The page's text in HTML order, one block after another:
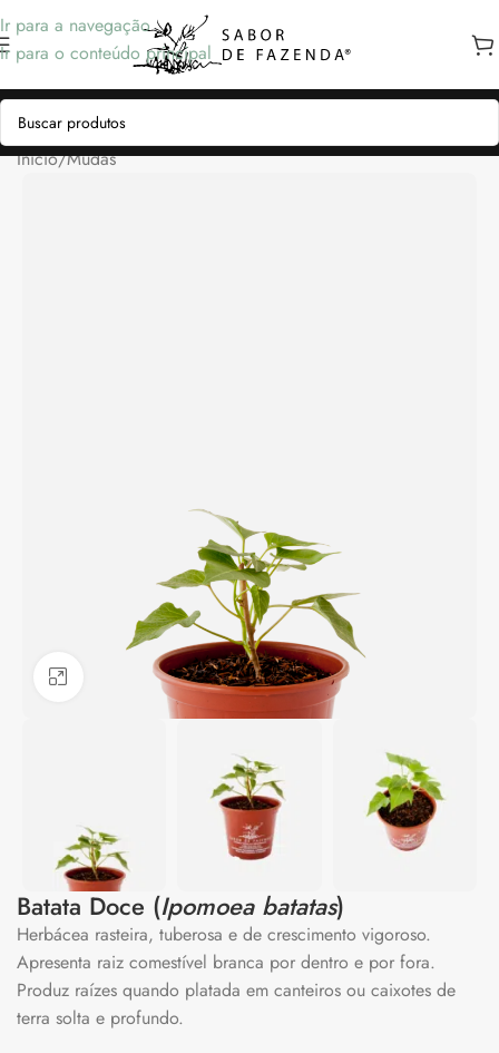
Ir para a navegação
Ir para o conteúdo principal
Início/Mudas
Clique para ampliar
Batata Doce (Ipomoea batatas)
Herbácea rasteira, tuberosa e de crescimento vigoroso.
Apresenta raiz comestível branca por dentro e por fora.
Produz raízes quando platada em canteiros ou caixotes de
terra solta e profundo.